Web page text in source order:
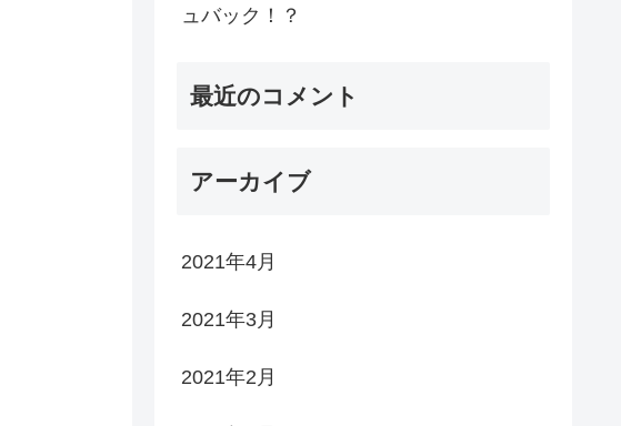
ュバック！？
最近のコメント
アーカイブ
2021年4月
2021年3月
2021年2月